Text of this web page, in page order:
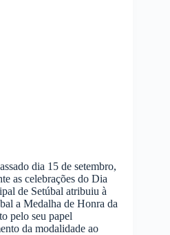
dia 15 de setembro,
as celebrações do Dia
de Setúbal atribuiu à
a Medalha de Honra da
pelo seu papel
da modalidade ao